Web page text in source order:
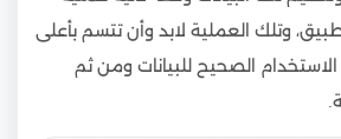
وتلك العملية لابد وأن تتسم بأعلى
الصحيح للبيانات ومن ثم